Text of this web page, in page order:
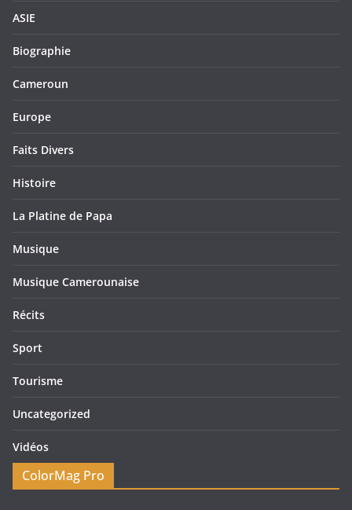
ASIE
Biographie
Cameroun
Europe
Faits Divers
Histoire
La Platine de Papa
Musique
Musique Camerounaise
Récits
Sport
Tourisme
Uncategorized
Vidéos
ColorMag Pro